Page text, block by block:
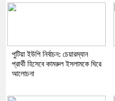
পুটিয়া ইউপি নির্বাচন: চেয়ারম্যান
প্রার্থী হিসেবে কামরুল ইসলামকে ঘিরে
আলোচনা